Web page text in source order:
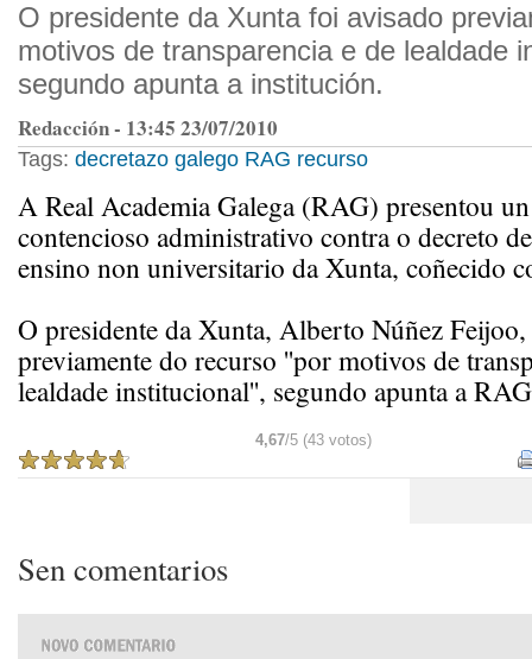
O presidente da Xunta foi avisado
motivos de transparencia e de lealdade
segundo apunta a institución.
Redacción - 13:45 23/07/2010
Tags: decretazo galego RAG recurso
A Real Academia Galega (RAG) presentou
contencioso administrativo contra o decreto
ensino non universitario da Xunta, coñecido
O presidente da Xunta, Alberto Núñez
previamente do recurso ''por motivos de
lealdade institucional'', segundo apunta a
4,67/5 (43 votos)
Sen comentarios